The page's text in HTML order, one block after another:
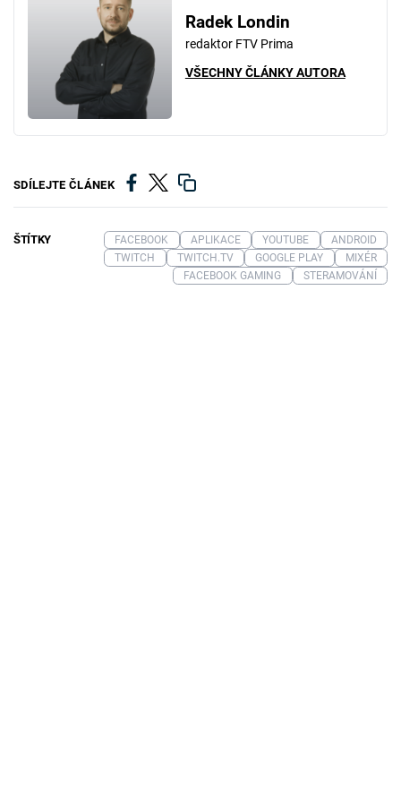
Radek Londin
redaktor FTV Prima
VŠECHNY ČLÁNKY AUTORA
SDÍLEJTE ČLÁNEK
ŠTÍTKY FACEBOOK APLIKACE YOUTUBE
ANDROID
TWITCH
TWITCH.TV GOOGLE PLAY
MIXÉR
FACEBOOK GAMING
STERAMOVÁNÍ